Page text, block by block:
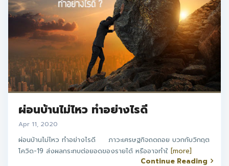
ผ่อนบ้านไม่ไหว ทำอย่างไรดี
Apr 11, 2020
ผ่อนบ้านไม่ไหว ทำอย่างไรดี ภาวะเศรษฐกิจถดถอย บวกกับวิกฤต
โควิด-19 ส่งผลกระทบต่อยอดของรายได้ หรืออาจทำใ [more]
Continue Reading